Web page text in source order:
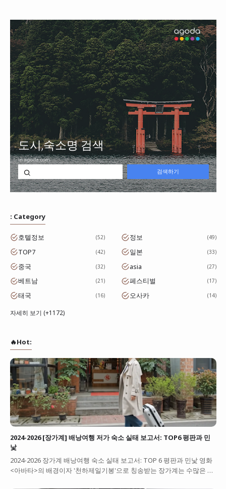
: Category
호텔정보 52 정보 49
TOP7 42 일본 33
중국 32 asia 27
베트남 21 페스티벌 17
태국 16 오사카 14
자세히 보기 (+1172)
🔥Hot:
2024-2026 [장가계] 배낭여행 저가 숙소 실태 보고서: TOP6 평판과 민
낯
2024-2026 장가계 배낭여행 숙소 실태 보고서: TOP 6 평판과 민낯 영화
<아바타>의 배경이자 '천하제일기봉'으로 칭송받는 장가계는 수많은 …